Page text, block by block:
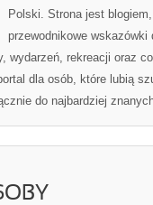
Polski. Strona jest
przewodnikowe
wydarzeń, rekreacji oraz
dla osób, które lubią
do najbardziej